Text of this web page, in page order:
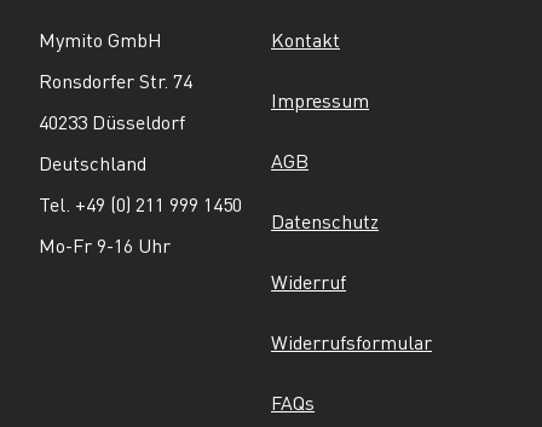
Mymito GmbH
Ronsdorfer Str. 74
40233 Düsseldorf
Deutschland
Tel. +49 (0) 211 999 1450
Mo-Fr 9-16 Uhr
Kontakt
Impressum
AGB
Datenschutz
Widerruf
Widerrufsformular
FAQs